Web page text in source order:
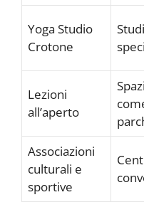
Yoga Studio
Crotone
Lezioni
all’aperto
Associazioni
culturali e
sportive